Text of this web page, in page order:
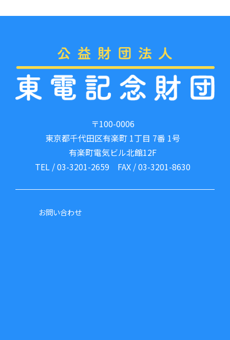
〒100-0006
東京都千代田区有楽町 1丁目 7番 1号
有楽町電気ビル北館12F
TEL / 03-3201-2659 FAX / 03-3201-8630
お問い合わせ